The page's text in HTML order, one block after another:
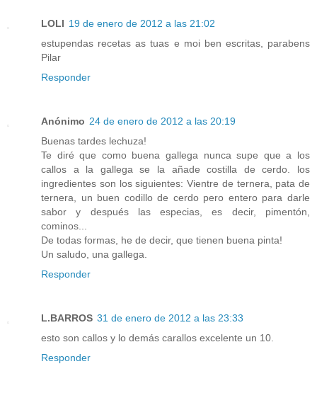
LOLI 19 de enero de 2012 a las 21:02
estupendas recetas as tuas e moi ben escritas, parabens
Pilar
Responder
Anónimo 24 de enero de 2012 a las 20:19
Buenas tardes lechuza!
Te diré que como buena gallega nunca supe que a los
callos a la gallega se la añade costilla de cerdo. los
ingredientes son los siguientes: Vientre de ternera, pata de
ternera, un buen codillo de cerdo pero entero para darle
sabor y después las especias, es decir, pimentón,
cominos...
De todas formas, he de decir, que tienen buena pinta!
Un saludo, una gallega.
Responder
L.BARROS 31 de enero de 2012 a las 23:33
esto son callos y lo demás carallos excelente un 10.
Responder